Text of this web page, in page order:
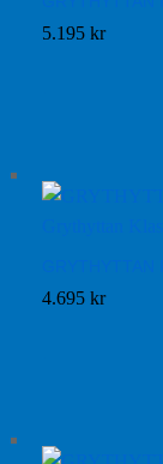
5.195 kr
4.695 kr